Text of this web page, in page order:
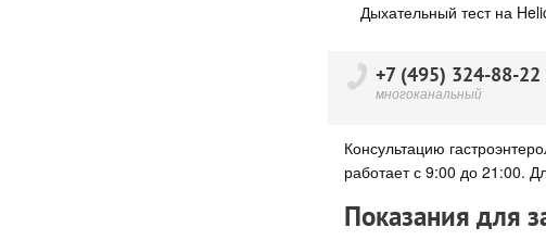
Дыхательный тест на
+7 (495) 324-88-22
многоканальный
Консультацию
работает с 9:00 до 21:00.
Показания для